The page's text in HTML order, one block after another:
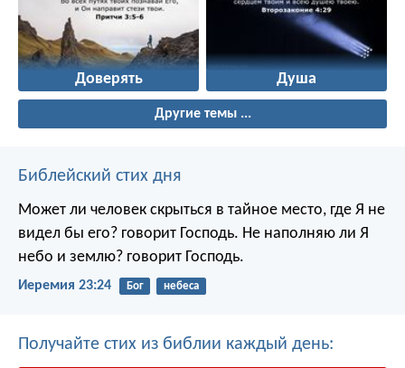
Доверять Душа
Другие темы ...
Библейский стих дня
Может ли человек скрыться в тайное место, где Я не
видел бы его? говорит Господь. Не наполняю ли Я
небо и землю? говорит Господь.
Иеремия 23:24 Бог небеса
Получайте стих из библии каждый день: